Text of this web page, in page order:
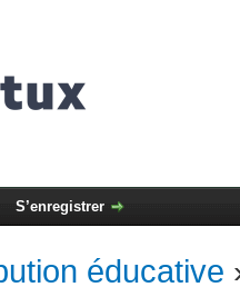
S’enregistrer
éducative